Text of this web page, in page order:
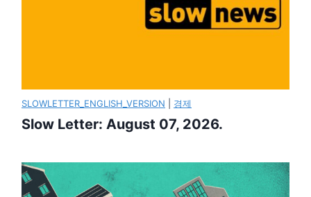
SLOWLETTER_ENGLISH_VERSION 경제
Slow Letter: August 07, 2026.